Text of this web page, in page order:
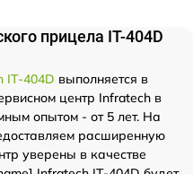
прицела IT-404D
IT-404D выполняется в
центр Infratech в
опытом - от 5 лет. На
расширенную
уверены в качестве